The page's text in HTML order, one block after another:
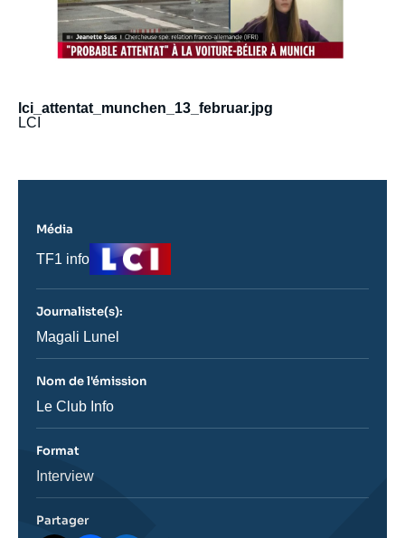
lci_attentat_munchen_13_februar.jpg
LCI
Média
Nom
journal,
ou
émission
TF1 info
Logo
Journaliste(s):
Journaliste
Magali Lunel
Nom de l'émission
Nom
Le Club Info
Format
Catégorie
Interview
Partager